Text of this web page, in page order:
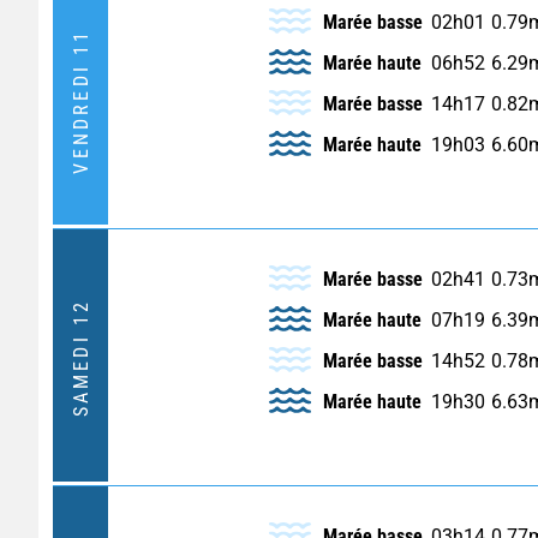
VENDREDI 11
Marée basse 02h01
Marée haute 06h52
Marée basse 14h17
Marée haute 19h03
SAMEDI 12
Marée basse 02h41
Marée haute 07h19
Marée basse 14h52
Marée haute 19h30